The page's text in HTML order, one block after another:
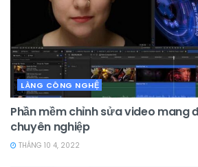
LÀNG CÔNG NGHỆ
Phần mềm chỉnh sửa video mang
chuyên nghiệp
THÁNG 10 4, 2022